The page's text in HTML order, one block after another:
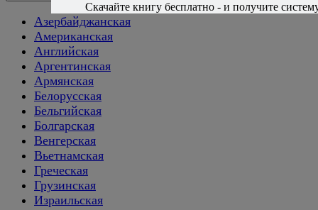
Азербайджанская
Американская
Английская
Аргентинская
Армянская
Белорусская
Бельгийская
Болгарская
Венгерская
Вьетнамская
Греческая
Грузинская
Израильская
Скачайте книгу бесплатно - и получите